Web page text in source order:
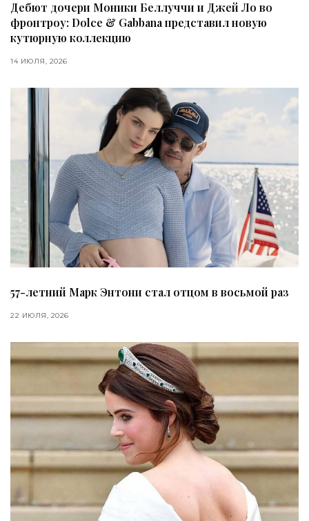
Дебют дочери Моники Беллуччи и Джей Ло во
фронтроу: Dolce & Gabbana представил новую
кутюрную коллекцию
14 ИЮЛЯ, 2026
57-летний Марк Энтони стал отцом в восьмой раз
22 ИЮЛЯ, 2026